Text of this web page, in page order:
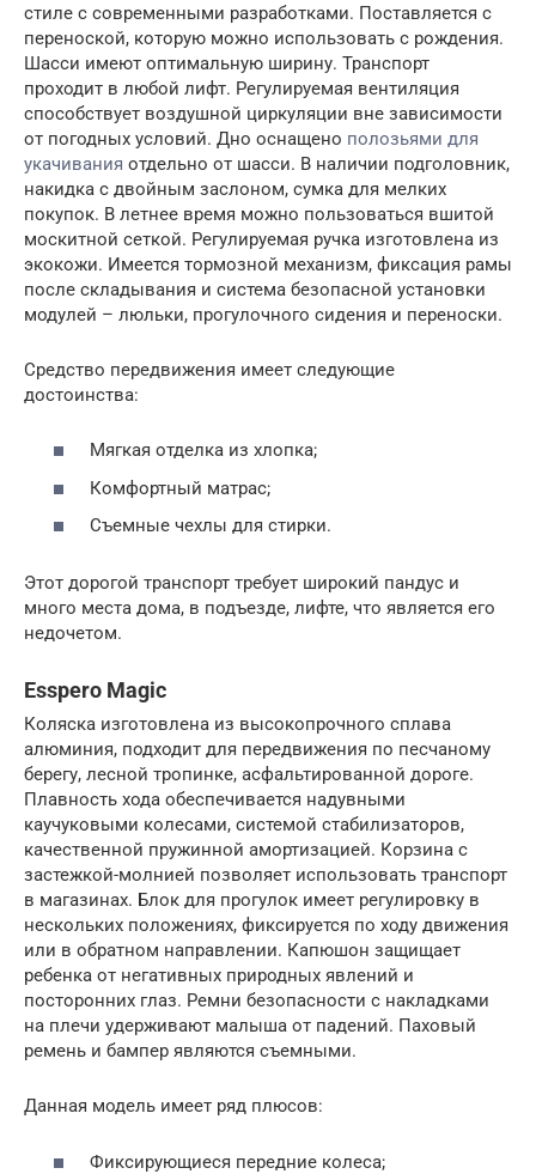
стиле с современными разработками. Поставляется с
переноской, которую можно использовать с рождения.
Шасси имеют оптимальную ширину. Транспорт
проходит в любой лифт. Регулируемая вентиляция
способствует воздушной циркуляции вне зависимости
от погодных условий. Дно оснащено полозьями для
укачивания отдельно от шасси. В наличии подголовник,
накидка с двойным заслоном, сумка для мелких
покупок. В летнее время можно пользоваться вшитой
москитной сеткой. Регулируемая ручка изготовлена из
экокожи. Имеется тормозной механизм, фиксация рамы
после складывания и система безопасной установки
модулей – люльки, прогулочного сидения и переноски.
Средство передвижения имеет следующие
достоинства:
Мягкая отделка из хлопка;
Комфортный матрас;
Съемные чехлы для стирки.
Этот дорогой транспорт требует широкий пандус и
много места дома, в подъезде, лифте, что является его
недочетом.
Esspero Magic
Коляска изготовлена из высокопрочного сплава
алюминия, подходит для передвижения по песчаному
берегу, лесной тропинке, асфальтированной дороге.
Плавность хода обеспечивается надувными
каучуковыми колесами, системой стабилизаторов,
качественной пружинной амортизацией. Корзина с
застежкой-молнией позволяет использовать транспорт
в магазинах. Блок для прогулок имеет регулировку в
нескольких положениях, фиксируется по ходу движения
или в обратном направлении. Капюшон защищает
ребенка от негативных природных явлений и
посторонних глаз. Ремни безопасности с накладками
на плечи удерживают малыша от падений. Паховый
ремень и бампер являются съемными.
Данная модель имеет ряд плюсов:
Фиксирующиеся передние колеса;